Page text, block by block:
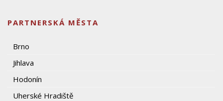
PARTNERSKÁ MĚSTA
Brno
Jihlava
Hodonín
Uherské Hradiště